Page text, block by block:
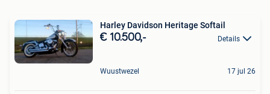
Harley Davidson Heritage Softail
€ 10.500,- Details
Wuustwezel 17 jul 26